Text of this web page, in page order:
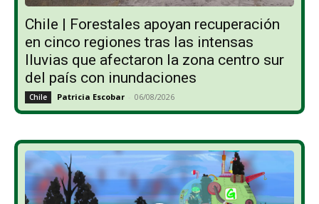
Chile | Forestales apoyan recuperación
en cinco regiones tras las intensas
lluvias que afectaron la zona centro sur
del país con inundaciones
Chile Patricia Escobar - 06/08/2026